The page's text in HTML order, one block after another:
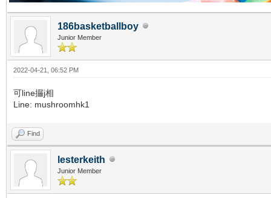
186basketballboy
Junior Member
2022-04-21, 06:52 PM
可line攞j相
Line: mushroomhk1
Find
lesterkeith
Junior Member